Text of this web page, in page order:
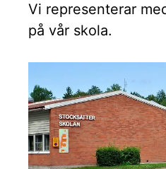
Vi representerar
på vår skola.